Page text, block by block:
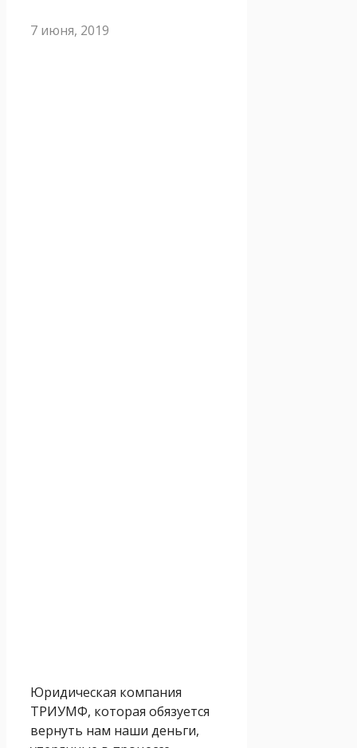
7 июня, 2019
Юридическая компания
ТРИУМФ, которая обязуется
вернуть нам наши деньги,